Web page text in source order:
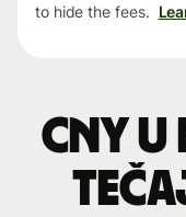
to hide the fees.
CNY